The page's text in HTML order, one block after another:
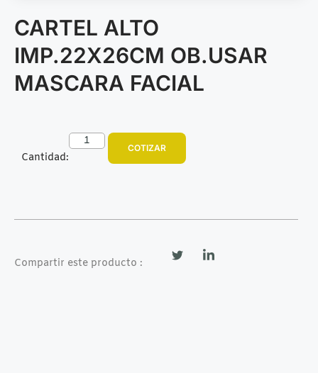
CARTEL ALTO
IMP.22X26CM OB.USAR
MASCARA FACIAL
Cantidad:
COTIZAR
Compartir este producto :